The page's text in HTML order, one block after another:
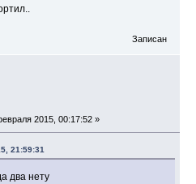
Записан
2015, 00:17:52 »
21:59:31
два нету